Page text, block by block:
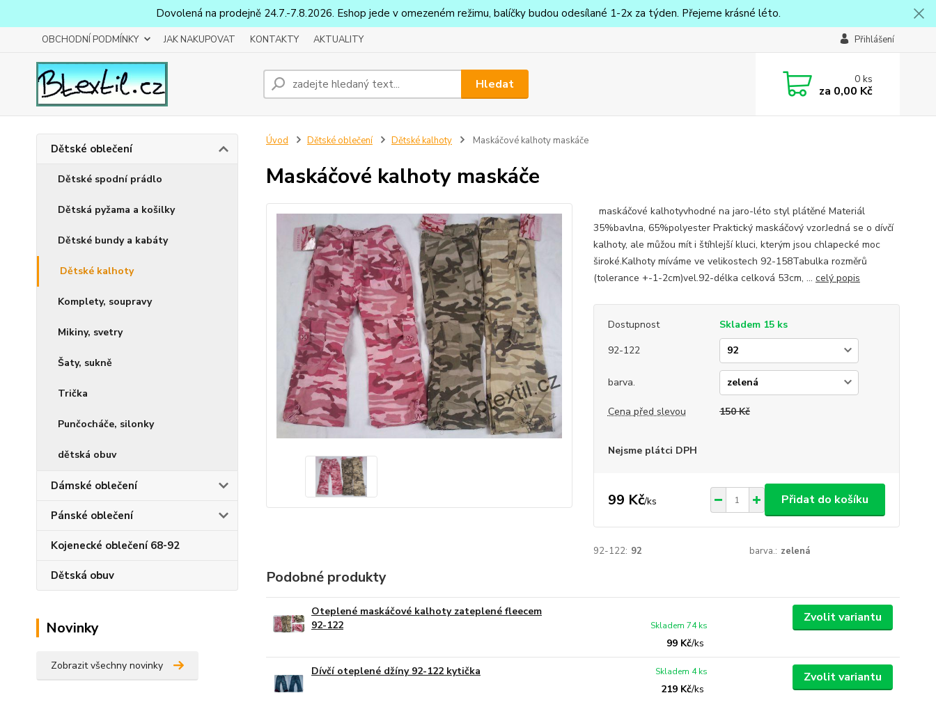
Dovolená na prodejně 24.7.-7.8.2026. Eshop jede v omezeném režimu, balíčky budou odesílané 1-2x za týden. Přejeme krásné léto.
OBCHODNÍ PODMÍNKY JAK NAKUPOVAT KONTAKTY AKTUALITY Přihlášení
Hledat 0ks
za 0,00 Kč
Dětské oblečení
Dětské spodní prádlo
Dětská pyžama a košilky
Dětské bundy a kabáty
Dětské kalhoty
Komplety, soupravy
Mikiny, svetry
Šaty, sukně
Trička
Punčocháče, silonky
dětská obuv
Dámské oblečení
Pánské oblečení
Kojenecké oblečení 68-92
Dětská obuv
Novinky
Zobrazit všechny novinky
Úvod Dětské oblečení Dětské kalhoty Maskáčové kalhoty maskáče
Maskáčové kalhoty maskáče
maskáčové kalhotyvhodné na jaro-léto styl plátěné Materiál
35%bavlna, 65%polyester Praktický maskáčový vzorJedná se o dívčí
kalhoty, ale můžou mít i štíhlejší kluci, kterým jsou chlapecké moc
široké.Kalhoty míváme ve velikostech 92-158Tabulka rozměrů
(tolerance +-1-2cm)vel.92-délka celková 53cm, ... celý popis
Dostupnost
Skladem 15 ks
92-122
barva.
Cena před slevou 150 Kč
Nejsme plátci DPH
99 Kč/ks Přidat do košíku
92-122: 92 barva.: zelená
Podobné produkty
Oteplené maskáčové kalhoty zateplené fleecem
92-122
99 Kč/ks
Skladem 74 ks
Zvolit variantu
Dívčí oteplené džíny 92-122 kytička
219 Kč/ks
Skladem 4 ks Zvolit variantu